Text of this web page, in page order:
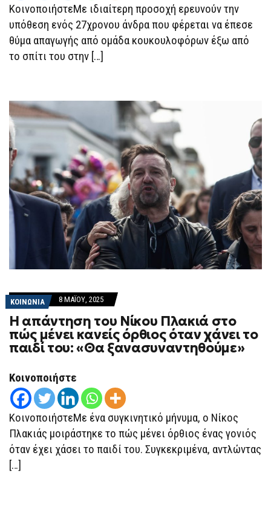
ΑΠΑΓΩΓΉ
ΜΕ
“ΆΡΩΜΑ”
MAFIA
ΑΡΧΈΣ
ΚοινοποιήστεΜε ιδιαίτερη προσοχή ερευνούν την
υπόθεση ενός 27χρονου άνδρα που φέρεται να έπεσε
θύμα απαγωγής από ομάδα κουκουλοφόρων έξω από
το σπίτι του στην […]
ΚΟΙΝΩΝΙΑ 8 ΜΑΪ́ΟΥ, 2025
Η απάντηση του Νίκου Πλακιά στο
πώς μένει κανείς όρθιος όταν χάνει το
παιδί του: «Θα ξανασυναντηθούμε»
Κοινοποιήστε
ΚοινοποιήστεΜε ένα συγκινητικό μήνυμα, ο Νίκος
Πλακιάς μοιράστηκε το πώς μένει όρθιος ένας γονιός
όταν έχει χάσει το παιδί του. Συγκεκριμένα, αντλώντας
[…]